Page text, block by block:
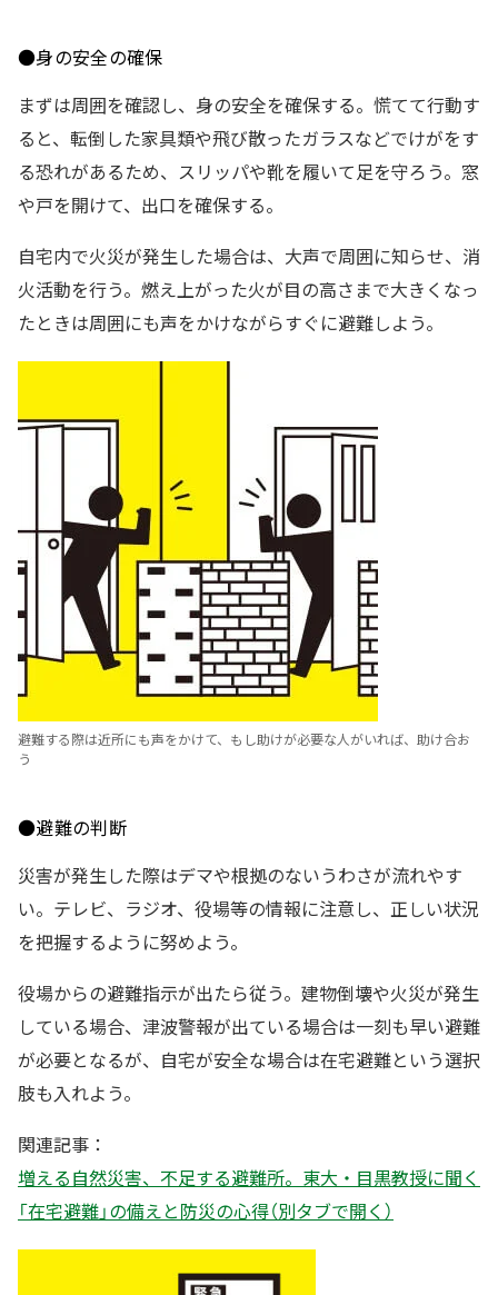
●身の安全の確保
まずは周囲を確認し、身の安全を確保する。慌てて行動す
ると、転倒した家具類や飛び散ったガラスなどでけがをす
る恐れがあるため、スリッパや靴を履いて足を守ろう。窓
や戸を開けて、出口を確保する。
自宅内で火災が発生した場合は、大声で周囲に知らせ、消
火活動を行う。燃え上がった火が目の高さまで大きくなっ
たときは周囲にも声をかけながらすぐに避難しよう。
避難する際は近所にも声をかけて、もし助けが必要な人がいれば、助け合お
う
●避難の判断
災害が発生した際はデマや根拠のないうわさが流れやす
い。テレビ、ラジオ、役場等の情報に注意し、正しい状況
を把握するように努めよう。
役場からの避難指示が出たら従う。建物倒壊や火災が発生
している場合、津波警報が出ている場合は一刻も早い避難
が必要となるが、自宅が安全な場合は在宅避難という選択
肢も入れよう。
関連記事：
増える自然災害、不足する避難所。東大・目黒教授に聞く
「在宅避難」の備えと防災の心得（別タブで開く）